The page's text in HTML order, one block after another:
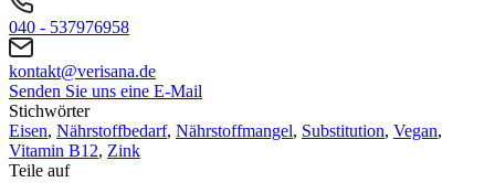
040 - 537976958
kontakt@verisana.de
Senden Sie uns eine E-Mail
Stichwörter
Eisen, Nährstoffbedarf, Nährstoffmangel, Substitution, Vegan,
Vitamin B12, Zink
Teile auf